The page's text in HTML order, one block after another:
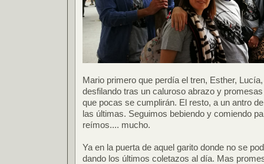
Mario primero que perdía el tren, Esther,
desfilando tras un caluroso abrazo y
que pocas se cumplirán. El resto, a un antro
las últimas. Seguimos bebiendo y comiendo
reímos.... mucho.
Ya en la puerta de aquel garito donde no se
dando los últimos coletazos al día. Mas